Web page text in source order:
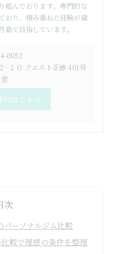
組んでおります。専門的な
おり、積み重ねた経験が確
で目指しています。
0052
−１０ クエスト正徳 401号
室
約はこちら
次
ーソナルジム比較
較で理想の条件を整理